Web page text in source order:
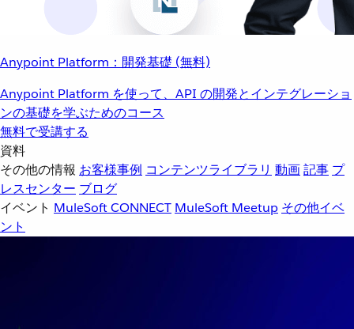
Anypoint Platform：開発基礎 (無料)
Anypoint Platform を使って、API の開発とインテグレーショ
ンの基礎を学ぶためのコース
無料で受講する
資料
その他の情報 お客様事例 コンテンツライブラリ 動画記事 プ
レスセンター ブログ
イベント MuleSoft CONNECT MuleSoft Meetup その他イベ
ント